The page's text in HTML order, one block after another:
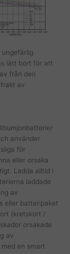
lätt bort för att
från den
av
använder
för
eller orsaka
Ladda alltid i
laddade
av
eller batteripaket
(kretskort /
orsakade
av
en smart